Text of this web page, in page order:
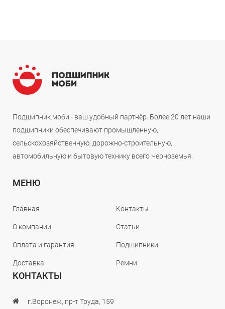
Подшипник.моби - ваш удобный партнёр. Более 20 лет наши
подшипники обеспечивают промышленную,
сельскохозяйственную, дорожно-строительную,
автомобильную и бытовую технику всего Черноземья.
МЕНЮ
Главная
О компании
Оплата и гарантия
Доставка
Контакты
Статьи
Подшипники
Ремни
КОНТАКТЫ
г.Воронеж, пр-т Труда, 159